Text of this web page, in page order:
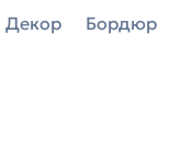
Декор Бордюр